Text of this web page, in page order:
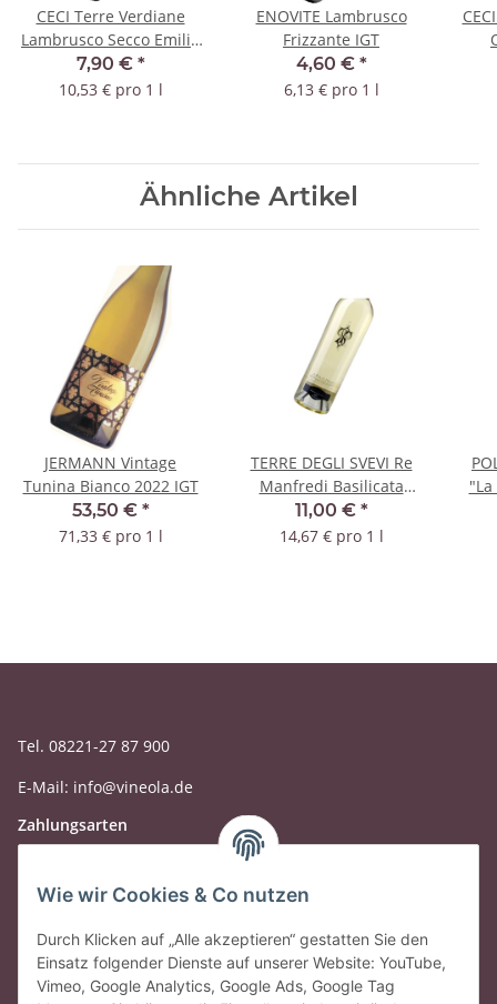
CECI Terre Verdiane
Lambrusco Secco Emilia
IGT
7,90 € *
10,53 € pro 1 l
ENOVITE Lambrusco
Frizzante IGT
4,60 € *
6,13 € pro 1 l
Ähnliche Artikel
JERMANN Vintage
Tunina Bianco 2022 IGT
53,50 € *
71,33 € pro 1 l
TERRE DEGLI SVEVI Re
Manfredi Basilicata
Bianco 2024 IGT
11,00 € *
14,67 € pro 1 l
Tel. 08221-27 87 900
E-Mail: info@vineola.de
Zahlungsarten
Wie wir Cookies & Co nutzen
Durch Klicken auf „Alle akzeptieren“ gestatten Sie den
Einsatz folgender Dienste auf unserer Website: YouTube,
Vimeo, Google Analytics, Google Ads, Google Tag